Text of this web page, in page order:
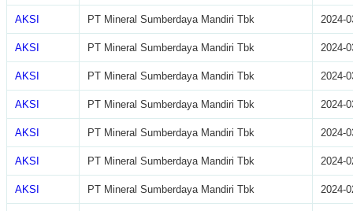
AKSI PT Mineral Sumberdaya Mandiri Tbk 2024-
AKSI PT Mineral Sumberdaya Mandiri Tbk 2024-
AKSI PT Mineral Sumberdaya Mandiri Tbk 2024-
AKSI PT Mineral Sumberdaya Mandiri Tbk 2024-
AKSI PT Mineral Sumberdaya Mandiri Tbk 2024-
AKSI PT Mineral Sumberdaya Mandiri Tbk 2024-
AKSI PT Mineral Sumberdaya Mandiri Tbk 2024-